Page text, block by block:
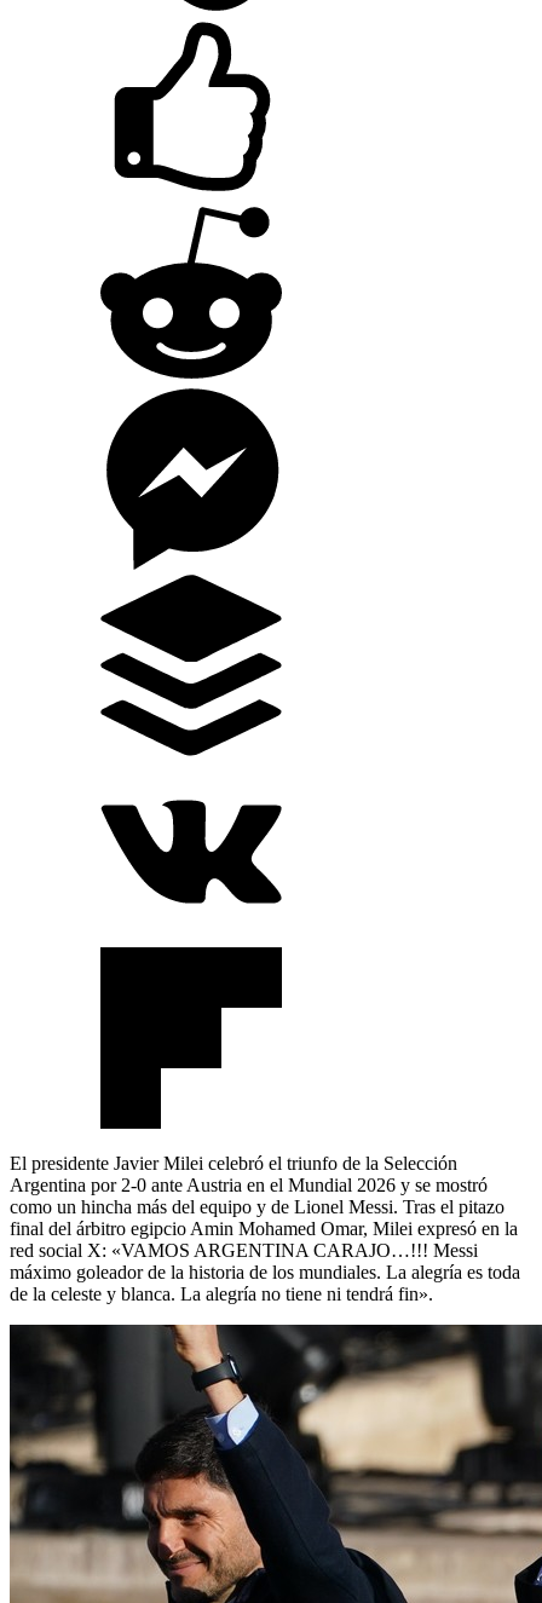
El presidente Javier Milei celebró el triunfo de la Selección
Argentina por 2-0 ante Austria en el Mundial 2026 y se mostró
como un hincha más del equipo y de Lionel Messi. Tras el pitazo
final del árbitro egipcio Amin Mohamed Omar, Milei expresó en la
red social X: «VAMOS ARGENTINA CARAJO…!!! Messi
máximo goleador de la historia de los mundiales. La alegría es toda
de la celeste y blanca. La alegría no tiene ni tendrá fin».